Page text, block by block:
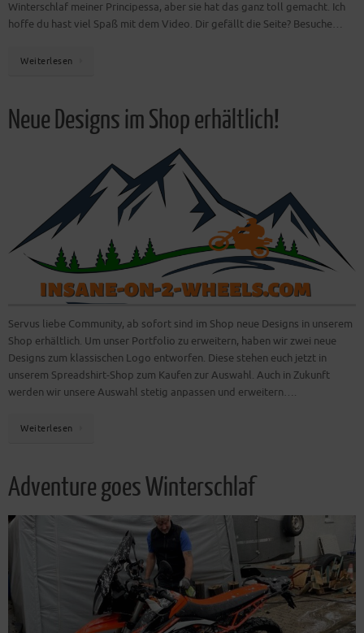
Winterschlaf meiner Principessa, aber sie hat das ganz toll gemacht. Ich
hoffe du hast viel Spaß mit dem Video. Dir gefällt die Seite? Besuche…
Weiterlesen
Neue Designs im Shop erhältlich!
Servus liebe Community, ab sofort sind im Shop neue Designs in unserem
Shop erhältlich. Um unser Portfolio zu erweitern, haben wir zwei neue
Designs zum klassischen Logo entworfen. Diese stehen euch jetzt in
unserem Spreadshirt-Shop zum Kaufen zur Auswahl. Auch in Zukunft
werden wir unsere Auswahl stetig anpassen und erweitern….
Weiterlesen
Adventure goes Winterschlaf